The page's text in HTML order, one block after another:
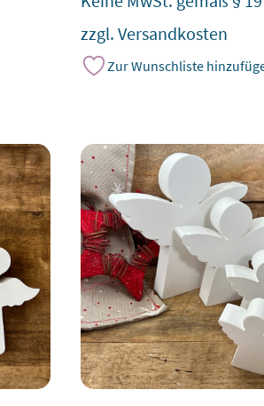
zzgl. Versandkosten
Zur Wunschliste